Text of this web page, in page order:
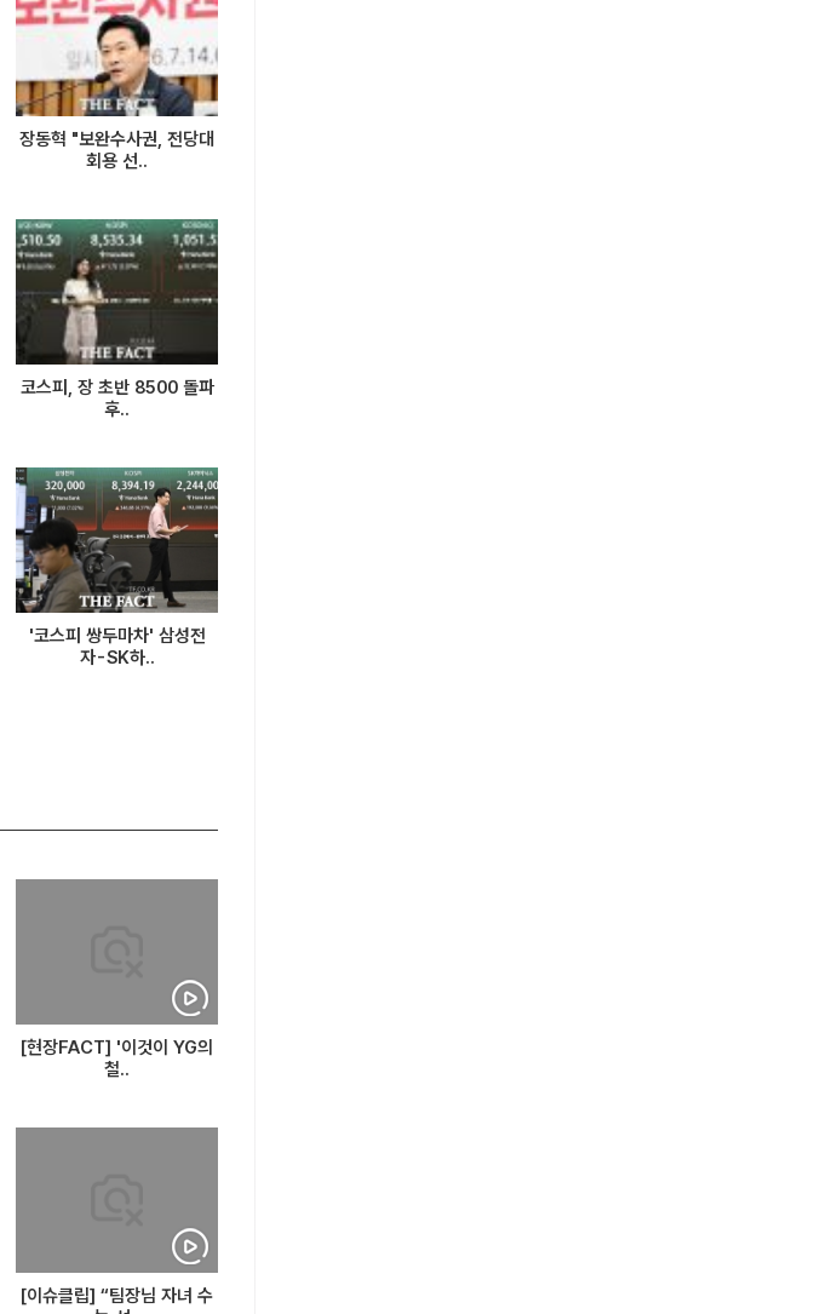
장동혁 "보완수사권, 전당대
회용 선..
코스피, 장 초반 8500 돌파
후..
'코스피 쌍두마차' 삼성전
자-SK하..
[현장FACT] '이것이 YG의
철..
[이슈클립] “팀장님 자녀 수